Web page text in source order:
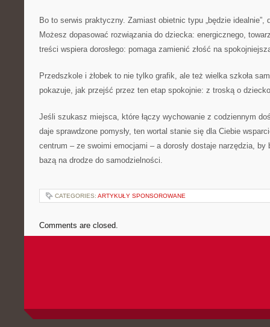
Bo to serwis praktyczny. Zamiast obietnic typu „będzie idealnie”,
Możesz dopasować rozwiązania do dziecka: energicznego,
treści wspiera dorosłego: pomaga zamienić złość na
Przedszkole i żłobek to nie tylko grafik, ale też wielka szkoła
pokazuje, jak przejść przez ten etap spokojnie: z troską o
Jeśli szukasz miejsca, które łączy wychowanie z codziennym
daje sprawdzone pomysły, ten wortal stanie się dla Ciebie
centrum – ze swoimi emocjami – a dorosły dostaje narzędzia, by
bazą na drodze do samodzielności.
CATEGORIES: ARTYKUŁY SPONSOROWANE
Comments are closed.